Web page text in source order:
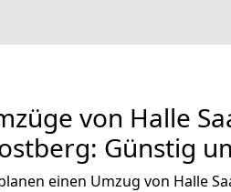
von Halle
Günstig
einen Umzug von Halle